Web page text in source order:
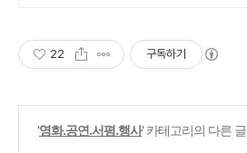
22 구독하기
'영화.공연.서평.행사' 카테고리의 다른 글